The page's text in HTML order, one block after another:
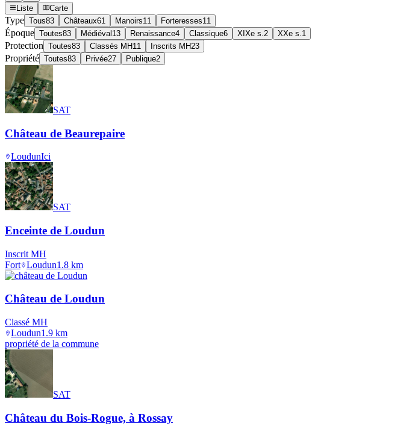
Liste Carte
Type Tous83 Châteaux61 Manoirs11 Forteresses11
Époque Toutes83 Médiéval 13 Renaissance4 Classique6 XIXe s. 2 XXe s. 1
Protection Toutes83 Classés MH11 Inscrits MH23
Propriété Toutes83 Privée27 Publique2
SAT
Château de Beaurepaire
LoudunIci
SAT
Enceinte de Loudun
Inscrit MH
Fort Loudun1.8 km
Château de Loudun
Classé MH
Loudun1.9 km
propriété de la commune
SAT
Château du Bois-Rogue, à Rossay